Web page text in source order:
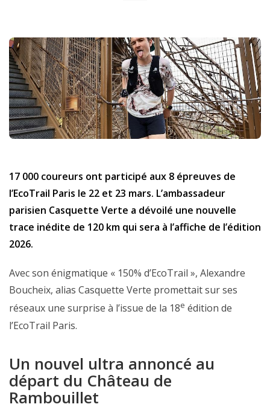
17 000 coureurs ont participé aux 8 épreuves de
l’EcoTrail Paris le 22 et 23 mars. L’ambassadeur
parisien Casquette Verte a dévoilé une nouvelle
trace inédite de 120 km qui sera à l’affiche de l’édition
2026.
Avec son énigmatique « 150% d’EcoTrail », Alexandre
Boucheix, alias Casquette Verte promettait sur ses
réseaux une surprise à l’issue de la 18e édition de
l’EcoTrail Paris.
Un nouvel ultra annoncé au
départ du Château de
Rambouillet